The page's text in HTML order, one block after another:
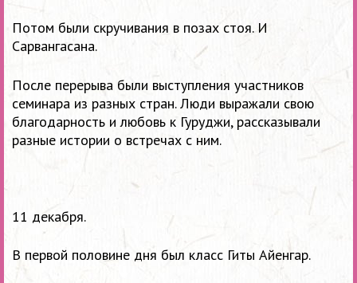
Потом были скручивания в позах стоя. И
Сарвангасана.
После перерыва были выступления участников
семинара из разных стран. Люди выражали свою
благодарность и любовь к Гуруджи, рассказывали
разные истории о встречах с ним.
11 декабря.
В первой половине дня был класс Гиты Айенгар.